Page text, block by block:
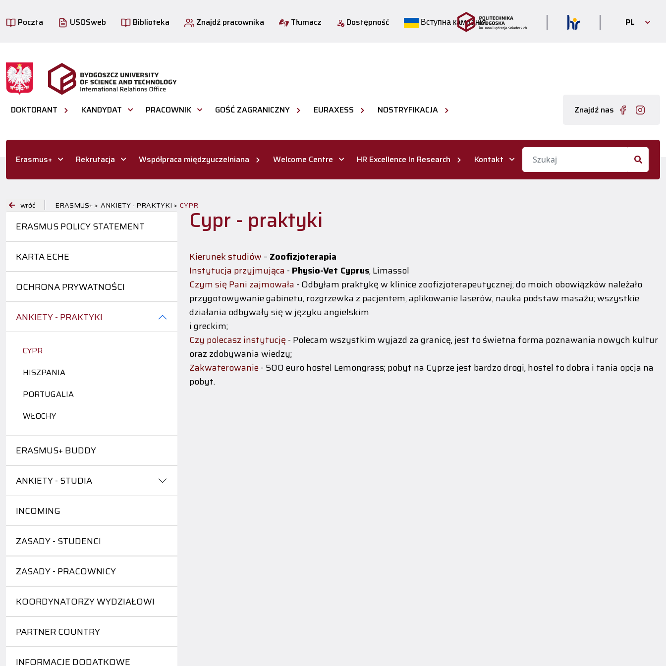
Poczta USOSweb Biblioteka Znajdź pracownika Tłumacz Dostępność Вступна кампанія PL
DOKTORANT KANDYDAT PRACOWNIK GOŚĆ ZAGRANICZNY EURAXESS NOSTRYFIKACJA Znajdź nas
Erasmus+ Rekrutacja Współpraca międzyuczelniana Welcome Centre HR Excellence In Research Kontakt
wróć ERASMUS+ > ANKIETY - PRAKTYKI > CYPR
ERASMUS POLICY STATEMENT
KARTA ECHE
OCHRONA PRYWATNOŚCI
ANKIETY - PRAKTYKI
CYPR
HISZPANIA
PORTUGALIA
WŁOCHY
ERASMUS+ BUDDY
ANKIETY - STUDIA
INCOMING
ZASADY - STUDENCI
ZASADY - PRACOWNICY
KOORDYNATORZY WYDZIAŁOWI
PARTNER COUNTRY
INFORMACJE DODATKOWE
Cypr - praktyki
Kierunek studiów – Zoofizjoterapia
Instytucja przyjmująca - Physio-Vet Cyprus, Limassol
Czym się Pani zajmowała - Odbyłam praktykę w klinice zoofizjoterapeutycznej; do moich obowiązków należało
przygotowywanie gabinetu, rozgrzewka z pacjentem, aplikowanie laserów, nauka podstaw masażu; wszystkie
działania odbywały się w języku angielskim
i greckim;
Czy polecasz instytucję - Polecam wszystkim wyjazd za granicę, jest to świetna forma poznawania nowych kultur
oraz zdobywania wiedzy;
Zakwaterowanie- 500 euro hostel Lemongrass; pobyt na Cyprze jest bardzo drogi, hostel to dobra i tania opcja na
pobyt.